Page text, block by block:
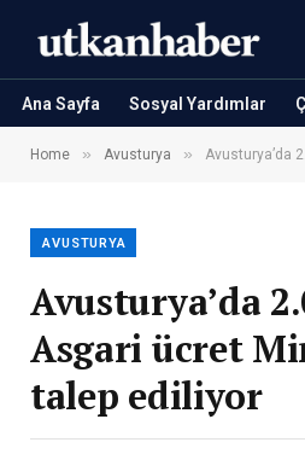
Ana Sayfa Sosyal Yardımlar
Home » Avusturya » Avusturya’da 2.000
AVUSTURYA
Avusturya’da
Asgari ücret
talep ediliyor